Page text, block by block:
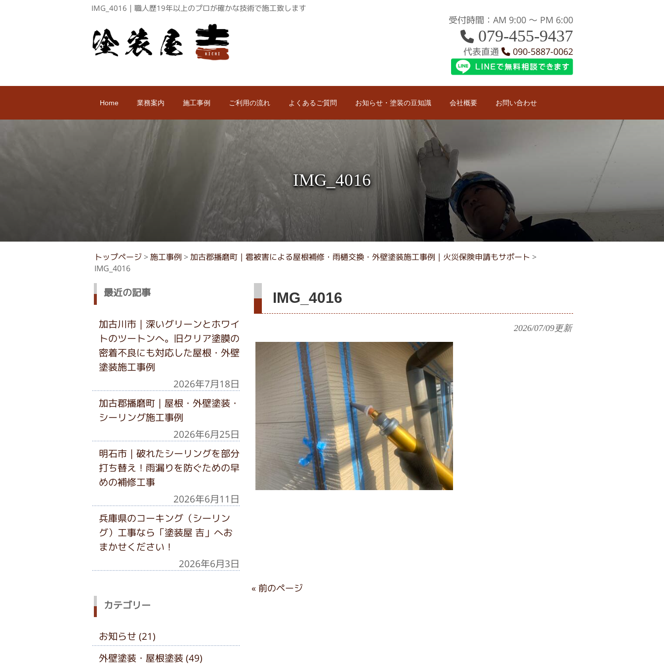
IMG_4016｜職人歴19年以上のプロが確かな技術で施工致します
受付時間：AM 9:00 〜 PM 6:00
079-455-9437
代表直通 090-5887-0062
Home 業務案内 施工事例 ご利用の流れ よくあるご質問 お知らせ・塗装の豆知識 会社概要 お問い合わせ
IMG_4016
トップページ> 施工事例 > 加古郡播磨町｜雹被害による屋根補修・雨樋交換・外壁塗装施工事例｜火災保険申請もサポート >
IMG_4016
IMG_4016
2026/07/09更新
« 前のページ
最近の記事
加古川市｜深いグリーンとホワイ
トのツートンへ。旧クリア塗膜の
密着不良にも対応した屋根・外壁
塗装施工事例
2026年7月18日
加古郡播磨町｜屋根・外壁塗装・
シーリング施工事例
2026年6月25日
明石市｜破れたシーリングを部分
打ち替え！雨漏りを防ぐための早
めの補修工事
2026年6月11日
兵庫県のコーキング（シーリン
グ）工事なら「塗装屋 吉」へお
まかせください！
2026年6月3日
カテゴリー
お知らせ (21)
外壁塗装・屋根塗装 (49)